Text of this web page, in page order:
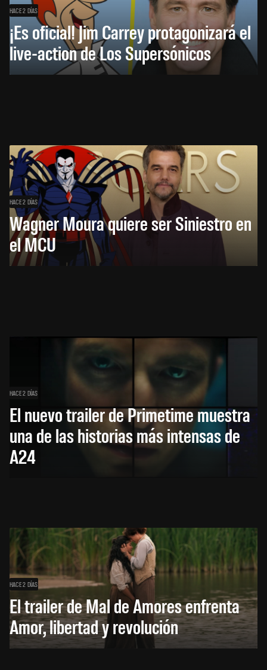
HACE 2 DÍAS
¡Es oficial! Jim Carrey protagonizará el
live-action de Los Supersónicos
HACE 2 DÍAS
Wagner Moura quiere ser Siniestro en
el MCU
HACE 2 DÍAS
El nuevo trailer de Primetime muestra
una de las historias más intensas de
A24
HACE 2 DÍAS
El trailer de Mal de Amores enfrenta
Amor, libertad y revolución